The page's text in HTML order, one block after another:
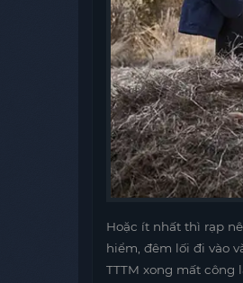
Hoặc ít nhất thì rạp
hiểm, đêm lối đi vào
TTTM xong mất công